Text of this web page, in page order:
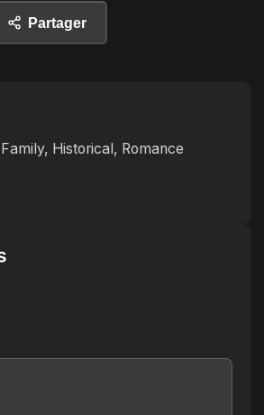
Partager
Historical, Romance